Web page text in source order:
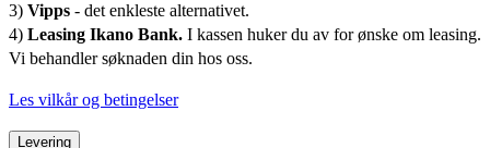
3) Vipps - det enkleste alternativet.
4) Leasing Ikano Bank. I kassen huker du av for ønske om leasing.
Vi behandler søknaden din hos oss.
Les vilkår og betingelser
Levering